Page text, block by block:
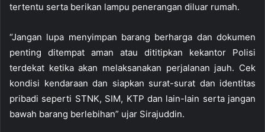
tertentu serta berikan lampu penerangan diluar rumah.
“Jangan lupa menyimpan barang berharga dan dokumen
penting ditempat aman atau dititipkan kekantor Polisi
terdekat ketika akan melaksanakan perjalanan jauh. Cek
kondisi kendaraan dan siapkan surat-surat dan identitas
pribadi seperti STNK, SIM, KTP dan lain-lain serta jangan
bawah barang berlebihan” ujar Sirajuddin.